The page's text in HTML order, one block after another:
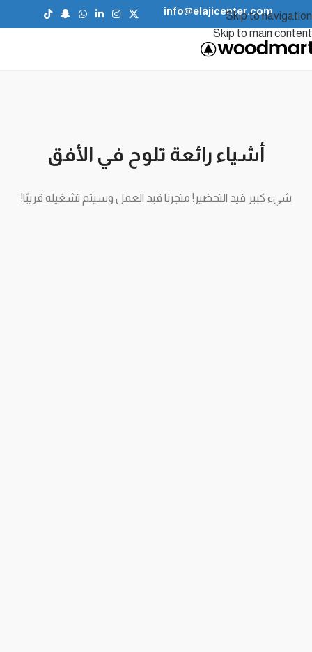
Skip to navigation
Skip to main content
info@elajicenter.com
أشياء رائعة تلوح في الأفق
شيء كبير قيد التحضير! متجرنا قيد العمل وسيتم تشغيله قريبًا!